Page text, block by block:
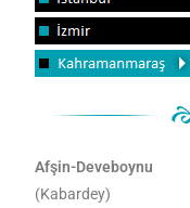
Afşin-Deveboynu
(Kabardey)